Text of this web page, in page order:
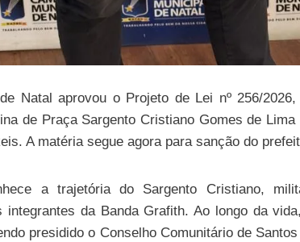
Natal aprovou o Projeto de Lei nº 256/
de Praça Sargento Cristiano Gomes de
A matéria segue agora para sanção do
a trajetória do Sargento Cristiano,
integrantes da Banda Grafith. Ao longo da
presidido o Conselho Comunitário de